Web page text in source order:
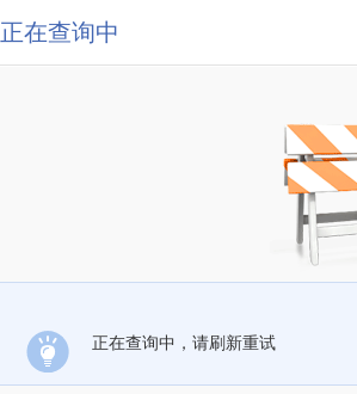
正在查询中
正在查询中，请刷新重试